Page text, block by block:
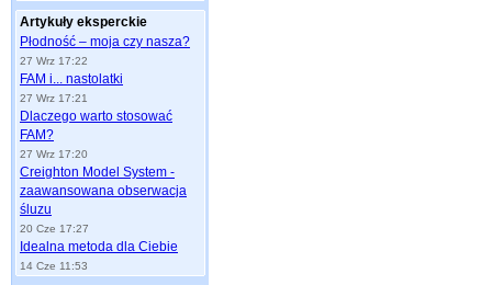
Artykuły eksperckie
Płodność – moja czy nasza?
27 Wrz 17:22
FAM i... nastolatki
27 Wrz 17:21
Dlaczego warto stosować
FAM?
27 Wrz 17:20
Creighton Model System -
zaawansowana obserwacja
śluzu
20 Cze 17:27
Idealna metoda dla Ciebie
14 Cze 11:53